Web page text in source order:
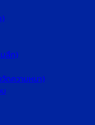
ลึก)
ดความหนา)